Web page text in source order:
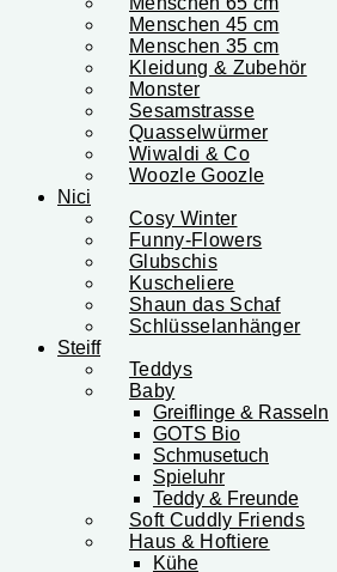
Menschen 45 cm
Menschen 35 cm
Kleidung & Zubehör
Monster
Sesamstrasse
Quasselwürmer
Wiwaldi & Co
Woozle Goozle
Nici
Cosy Winter
Funny-Flowers
Glubschis
Kuscheliere
Shaun das Schaf
Schlüsselanhänger
Steiff
Teddys
Baby
Greiflinge & Rasseln
GOTS Bio
Schmusetuch
Spieluhr
Teddy & Freunde
Soft Cuddly Friends
Haus & Hoftiere
Kühe